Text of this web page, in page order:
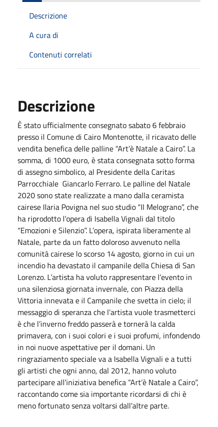
Descrizione
A cura di
Contenuti correlati
Descrizione
È stato ufficialmente consegnato sabato 6 febbraio
presso il Comune di Cairo Montenotte, il ricavato delle
vendita benefica delle palline “Art’è Natale a Cairo”. La
somma, di 1000 euro, è stata consegnata sotto forma
di assegno simbolico, al Presidente della Caritas
Parrocchiale Giancarlo Ferraro. Le palline del Natale
2020 sono state realizzate a mano dalla ceramista
cairese Ilaria Povigna nel suo studio “Il Melograno”, che
ha riprodotto l’opera di Isabella Vignali dal titolo
“Emozioni e Silenzio”. L’opera, ispirata liberamente al
Natale, parte da un fatto doloroso avvenuto nella
comunità cairese lo scorso 14 agosto, giorno in cui un
incendio ha devastato il campanile della Chiesa di San
Lorenzo. L’artista ha voluto rappresentare l’evento in
una silenziosa giornata invernale, con Piazza della
Vittoria innevata e il Campanile che svetta in cielo; il
messaggio di speranza che l’artista vuole trasmetterci
è che l’inverno freddo passerà e tornerà la calda
primavera, con i suoi colori e i suoi profumi, infondendo
in noi nuove aspettative per il domani. Un
ringraziamento speciale va a Isabella Vignali e a tutti
gli artisti che ogni anno, dal 2012, hanno voluto
partecipare all’iniziativa benefica “Art’è Natale a Cairo”,
raccontando come sia importante ricordarsi di chi è
meno fortunato senza voltarsi dall’altre parte.